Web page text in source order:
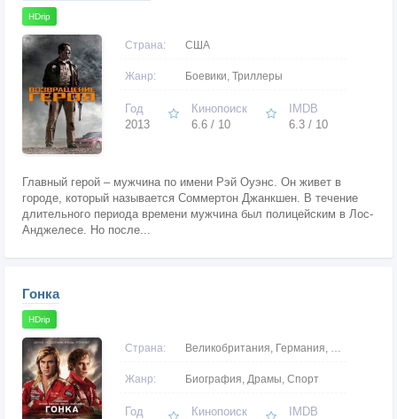
HDrip
Страна: США
Жанр: Боевики, Триллеры
Год
2013
Кинопоиск
6.6 / 10
IMDB
6.3 / 10
Главный герой – мужчина по имени Рэй Оуэнс. Он живет в
городе, который называется Соммертон Джанкшен. В течение
длительного периода времени мужчина был полицейским в Лос-
Анджелесе. Но после...
Гонка
HDrip
Страна: Великобритания, Германия, США
Жанр: Биография, Драмы, Спорт
Год
Кинопоиск
IMDB